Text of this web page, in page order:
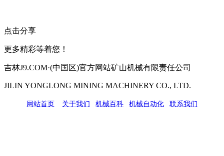
点击分享
更多精彩等着您！
吉林J9.COM·(中国区)官方网站矿山机械有限责任公司
JILIN YONGLONG MINING MACHINERY CO., LTD.
网站首页 关于我们 机械百科 机械自动化 联系我们